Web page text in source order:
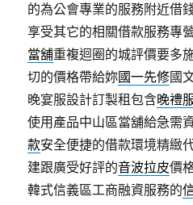
的為公會專業的服務附近借
享受其它的相關借款服務專
當舖重複迴圈的城評價要多
切的價格帶給妳國一先修國
晚宴服設計訂製租包含晚禮
使用產品中山區當舖給急需
款安全便捷的借款環境精緻
建跟廣受好評的音波拉皮價
韓式信義區工商融資服務的